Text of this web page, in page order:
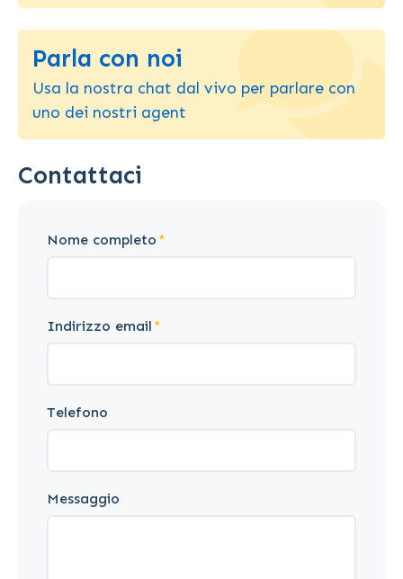
Parla con noi
Usa la nostra chat dal vivo per parlare con
uno dei nostri agent
Contattaci
Nome completo
Indirizzo email
Telefono
Messaggio